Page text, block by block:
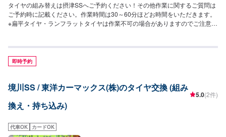
タイヤの組み替えは摂津SSへご予約ください！その他作業に関するご質問は
ご予約時に記載ください。作業時間は30～60分ほどお時間をいただきます。
※扁平タイヤ・ランフラットタイヤは作業不可の場合がありますのでご注意く
換￥550-/本(税込)
即時予約
境川SS / 東洋カーマックス(株)のタイヤ交換 (組み
換え・持ち込み)
5.0(2件)
代車OK カードOK